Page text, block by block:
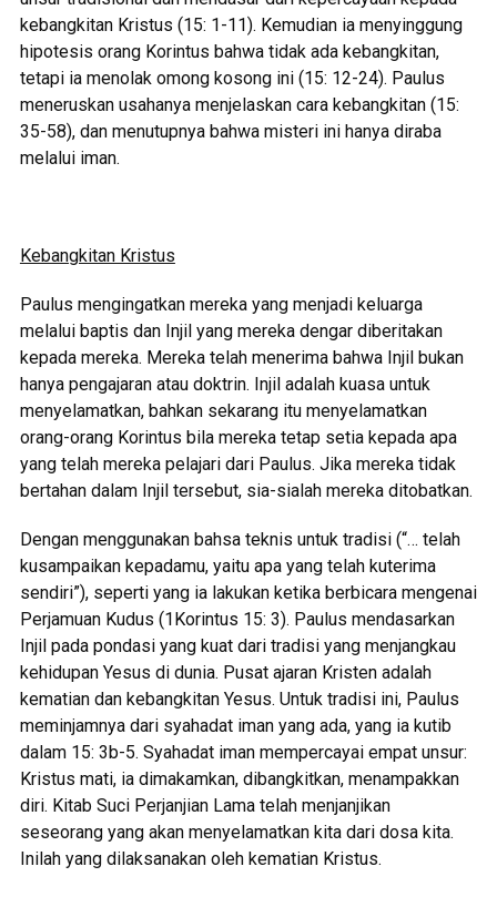
kebangkitan Kristus (15: 1-11). Kemudian ia menyinggung
hipotesis orang Korintus bahwa tidak ada kebangkitan,
tetapi ia menolak omong kosong ini (15: 12-24). Paulus
meneruskan usahanya menjelaskan cara kebangkitan (15:
35-58), dan menutupnya bahwa misteri ini hanya diraba
melalui iman.
Kebangkitan Kristus
Paulus mengingatkan mereka yang menjadi keluarga
melalui baptis dan Injil yang mereka dengar diberitakan
kepada mereka. Mereka telah menerima bahwa Injil bukan
hanya pengajaran atau doktrin. Injil adalah kuasa untuk
menyelamatkan, bahkan sekarang itu menyelamatkan
orang-orang Korintus bila mereka tetap setia kepada apa
yang telah mereka pelajari dari Paulus. Jika mereka tidak
bertahan dalam Injil tersebut, sia-sialah mereka ditobatkan.
Dengan menggunakan bahsa teknis untuk tradisi (“… telah
kusampaikan kepadamu, yaitu apa yang telah kuterima
sendiri”), seperti yang ia lakukan ketika berbicara mengenai
Perjamuan Kudus (1Korintus 15: 3). Paulus mendasarkan
Injil pada pondasi yang kuat dari tradisi yang menjangkau
kehidupan Yesus di dunia. Pusat ajaran Kristen adalah
kematian dan kebangkitan Yesus. Untuk tradisi ini, Paulus
meminjamnya dari syahadat iman yang ada, yang ia kutib
dalam 15: 3b-5. Syahadat iman mempercayai empat unsur:
Kristus mati, ia dimakamkan, dibangkitkan, menampakkan
diri. Kitab Suci Perjanjian Lama telah menjanjikan
seseorang yang akan menyelamatkan kita dari dosa kita.
Inilah yang dilaksanakan oleh kematian Kristus.